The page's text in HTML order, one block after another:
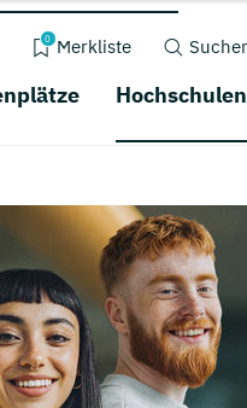
0 Merkliste